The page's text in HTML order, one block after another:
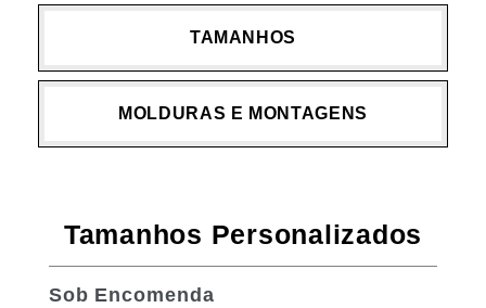
TAMANHOS
MOLDURAS E MONTAGENS
Tamanhos Personalizados
Sob Encomenda